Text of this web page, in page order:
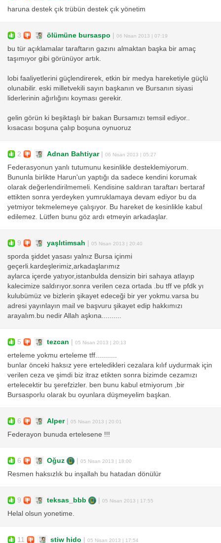
haruna destek çık trübün destek çık yönetim
3 ölümüne bursaspo | 06 Nisan 2013 | 07:19
bu tür açıklamalar taraftarın gazını almaktan başka bir amaç
taşımıyor gibi görünüyor artık.
lobi faaliyetlerini güçlendirerek, etkin bir medya hareketiyle güçlü
olunabilir. eski milletvekili sayın başkanın ve Bursanın siyasi
liderlerinin ağırlığını koyması gerekir.
gelin görün ki beşiktaşlı bir bakan Bursamızı temsil ediyor..
kısacası boşuna çalıp boşuna oynuoruz
2 Adnan Bahtiyar| 06 Nisan 2013 | 05:27
Federasyonun yanlı tutumunu kesinlikle desteklemiyorum.
Bununla birlikte Harun'un yaptığı da sadece kendini korumak
olarak değerlendirilmemeli. Kendisine saldıran taraftarı bertaraf
ettikten sonra yerdeyken yumruklamaya devam ediyor bu da
yetmiyor tekmelemeye çalışıyor. Bu hareket de kesinlikle kabul
edilemez. Lütfen bunu göz ardı etmeyin arkadaşlar.
9 yaşlıtimsah | 05 Nisan 2013 | 20:40
sporda şiddet yasası yalnız Bursa içinmi
geçerli.kardeşlerimiz,arkadaşlarımız
aylarca içerde yatıyor,istanbulda densizin biri sahaya atlayıp
kalecimize saldırıyor.sonra verilen ceza ortada .bu tff ve pfdk yı
kulubümüz ve bizlerin şikayet edeceği bir yer yokmu.varsa bu
adresi yayınlayın mail ve başvuru şikayet edip hakkımızı
arayalım.bu nedir Allah aşkına..........
5 tezcan | 05 Nisan 2013 | 20:13
erteleme yokmu erteleme tff...........
bunlar önceki haksız yere erteledikleri cezalara kılıf uydurmak için
verilen ceza ve şimdi biz itraz etikten sonra bizimde cezamızı
ertelecektir bu şerefzizler. ben bunu kabul etmiyorum ,bir
Bursasporlu olarak bu oyunlara düşmeyelim başkan.
6 Alper| 05 Nisan 2013 | 20:01
Federayon bunuda ertelesene !!!
6 Oğuz | 05 Nisan 2013 | 18:00
Resmen haksızlık bu inşallah bu hatadan dönülür
9 teksas_bbb | 05 Nisan 2013 | 17:55
Helal olsun yonetime.
11 stiw hido | 05 Nisan 2013 | 17:54